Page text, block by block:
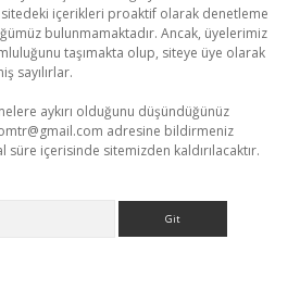
içerikleri proaktif olarak denetleme
bulunmamaktadır. Ancak, üyelerimiz
taşımakta olup, siteye üye olarak
sayılırlar.
aykırı olduğunu düşündüğünüz
adresine bildirmeniz
içerisinde sitemizden kaldırılacaktır.